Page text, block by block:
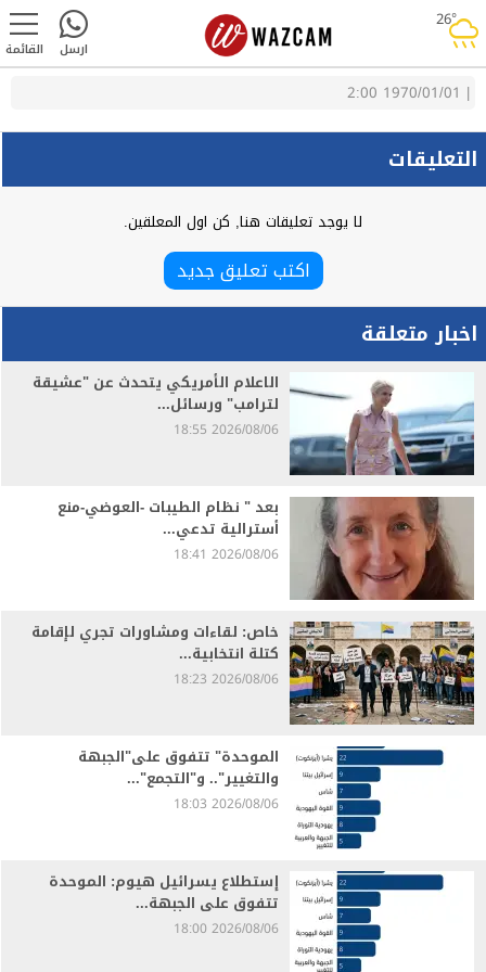
26°rainy القائمة ارسل
|
1970/01/01 2:00
التعليقات
لا يوجد تعليقات هنا, كن اول المعلقين.
اكتب تعليق جديد
اخبار متعلقة
الاعلام الأمريكي يتحدث عن "عشيقة
لترامب" ورسائل...
2026/08/06 18:55
بعد " نظام الطيبات -العوضي-منع
أسترالية تدعي...
2026/08/06 18:41
خاص: لقاءات ومشاورات تجري لإقامة
كتلة انتخابية...
2026/08/06 18:23
الموحدة" تتفوق على"الجبهة
والتغيير".. و"التجمع"...
2026/08/06 18:03
إستطلاع يسرائيل هيوم: الموحدة
تتفوق على الجبهة...
2026/08/06 18:00